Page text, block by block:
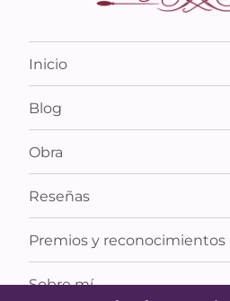
Inicio
Blog
Obra
Reseñas
Premios y reconocimientos
Sobre mí